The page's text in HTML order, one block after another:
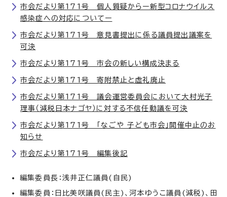
市会だより第171号 個人質疑からー新型コロナウイルス
感染症への対応についてー
市会だより第171号 意見書提出に係る議員提出議案を
可決
市会だより第171号 市会の新しい構成決まる
市会だより第171号 寄附禁止と虚礼廃止
市会だより第171号 議会運営委員会において大村光子
理事（減税日本ナゴヤ）に対する不信任動議を可決
市会だより第171号 「なごや 子ども市会」開催中止のお
知らせ
市会だより第171号 編集後記
編集委員長：浅井正仁議員(自民)
編集委員：日比美咲議員(民主)、河本ゆうこ議員(減税)、田